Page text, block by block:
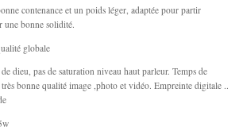
contenance et un poids léger, adaptée pour partir
une bonne solidité.
globale
dieu, pas de saturation niveau haut parleur. Temps de
bonne qualité image ,photo et vidéo. Empreinte digitale ..